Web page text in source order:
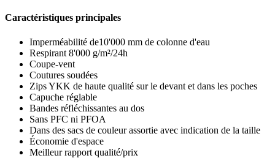
Caractéristiques principales
Imperméabilité de10'000 mm de colonne d'eau
Respirant 8'000 g/m²/24h
Coupe-vent
Coutures soudées
Zips YKK de haute qualité sur le devant et dans les poches
Capuche réglable
Bandes réfléchissantes au dos
Sans PFC ni PFOA
Dans des sacs de couleur assortie avec indication de la taille
Économie d'espace
Meilleur rapport qualité/prix